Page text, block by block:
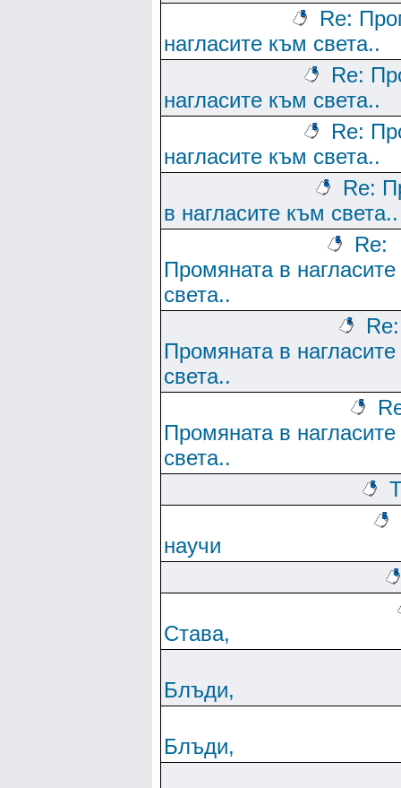
Re:
нагласите към света..
Re:
нагласите към света..
Re:
нагласите към света..
Re:
в нагласите към света..
Re:
Промяната в
света..
Re:
Промяната в
света..
Промяната в
света..
научи
Става,
Блъди,
Блъди,